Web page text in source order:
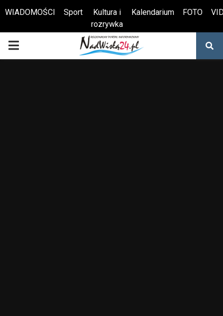
Otwórz pasek narzędzi
WIADOMOŚCI Sport
Kultura i
rozrywka
Kalendarium FOTO
PRIMARY